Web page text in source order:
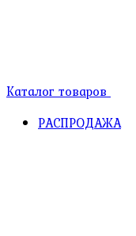
Каталог товаров
РАСПРОДАЖА